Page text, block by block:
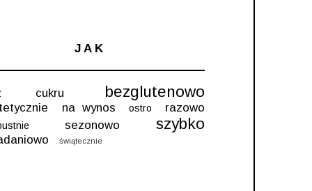
JAK
cukru bezglutenowo
na wynos ostro razowo
sezonowo szybko
świątecznie